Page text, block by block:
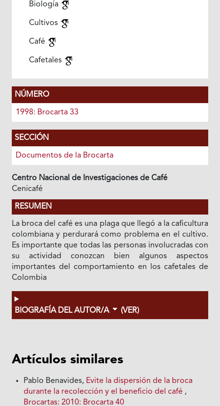
Biología
Cultivos
Café
Cafetales
NÚMERO
1998: Brocarta 33
SECCIÓN
Documentos de la Brocarta
Centro Nacional de Investigaciones de Café
Cenicafé
RESUMEN
La broca del café es una plaga que llegó a la caficultura
colombiana y perdurará como problema en el cultivo.
Es importante que todas las personas involucradas con
su actividad conozcan bien algunos aspectos
importantes del comportamiento en los cafetales de
Colombia
BIOGRAFÍA DEL AUTOR/A (VER)
Artículos similares
Pablo Benavides, Evite la dispersión de la broca
durante la recolección y el beneficio del café ,
Brocartas: 2010: Brocarta 40